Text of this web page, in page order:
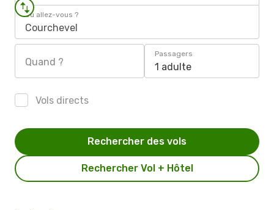
Où allez-vous ?
Courchevel
Quand ?
Passagers
1 adulte
Vols directs
Rechercher Vol + Hôtel
Rechercher des vols